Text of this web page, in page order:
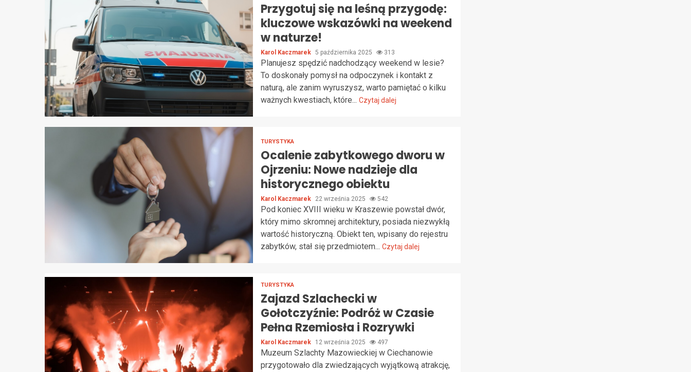
Przygotuj się na leśną przygodę:
kluczowe wskazówki na weekend
w naturze!
Karol Kaczmarek 5 października 2025 313
Planujesz spędzić nadchodzący weekend w lesie?
To doskonały pomysł na odpoczynek i kontakt z
naturą, ale zanim wyruszysz, warto pamiętać o kilku
ważnych kwestiach, które... Czytaj dalej
TURYSTYKA
Ocalenie zabytkowego dworu w
Ojrzeniu: Nowe nadzieje dla
historycznego obiektu
Karol Kaczmarek 22 września 2025 542
Pod koniec XVIII wieku w Kraszewie powstał dwór,
który mimo skromnej architektury, posiada niezwykłą
wartość historyczną. Obiekt ten, wpisany do rejestru
zabytków, stał się przedmiotem... Czytaj dalej
TURYSTYKA
Zajazd Szlachecki w
Gołotczyźnie: Podróż w Czasie
Pełna Rzemiosła i Rozrywki
Karol Kaczmarek 12 września 2025 497
Muzeum Szlachty Mazowieckiej w Ciechanowie
przygotowało dla zwiedzających wyjątkową atrakcję,